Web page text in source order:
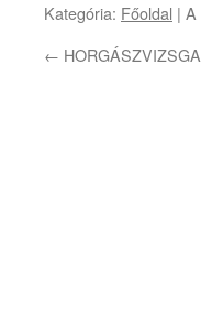
Kategória: Főoldal | A
← HORGÁSZVIZSGA